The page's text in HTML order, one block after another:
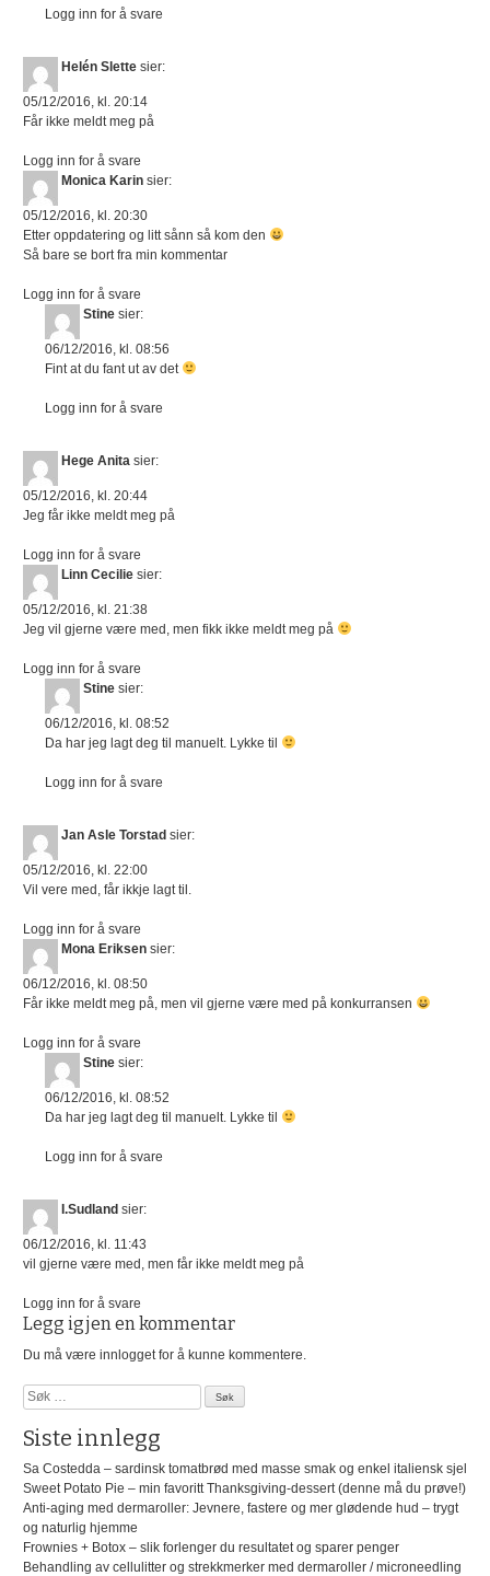
Logg inn for å svare
Helén Slette sier:
05/12/2016, kl. 20:14
Får ikke meldt meg på
Logg inn for å svare
Monica Karin sier:
05/12/2016, kl. 20:30
Etter oppdatering og litt sånn så kom den
Så bare se bort fra min kommentar
Logg inn for å svare
Stine sier:
06/12/2016, kl. 08:56
Fint at du fant ut av det
Logg inn for å svare
Hege Anita sier:
05/12/2016, kl. 20:44
Jeg får ikke meldt meg på
Logg inn for å svare
Linn Cecilie sier:
05/12/2016, kl. 21:38
Jeg vil gjerne være med, men fikk ikke meldt meg på
Logg inn for å svare
Stine sier:
06/12/2016, kl. 08:52
Da har jeg lagt deg til manuelt. Lykke til
Logg inn for å svare
Jan Asle Torstad sier:
05/12/2016, kl. 22:00
Vil vere med, får ikkje lagt til.
Logg inn for å svare
Mona Eriksen sier:
06/12/2016, kl. 08:50
Får ikke meldt meg på, men vil gjerne være med på konkurransen
Logg inn for å svare
Stine sier:
06/12/2016, kl. 08:52
Da har jeg lagt deg til manuelt. Lykke til
Logg inn for å svare
I.Sudland sier:
06/12/2016, kl. 11:43
vil gjerne være med, men får ikke meldt meg på
Logg inn for å svare
Legg igjen en kommentar
Du må være innloggetfor å kunne kommentere.
Søk
etter:
Siste innlegg
Sa Costedda – sardinsk tomatbrød med masse smak og enkel italiensk sjel
Sweet Potato Pie – min favoritt Thanksgiving-dessert (denne må du prøve!)
Anti-aging med dermaroller: Jevnere, fastere og mer glødende hud – trygt
og naturlig hjemme
Frownies + Botox – slik forlenger du resultatet og sparer penger
Behandling av cellulitter og strekkmerker med dermaroller / microneedling